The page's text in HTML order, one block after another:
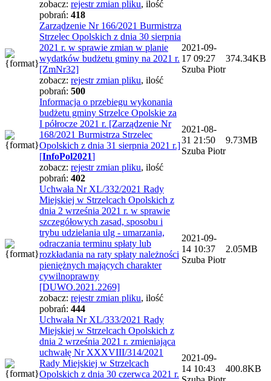
zobacz: rejestr zmian pliku, ilość
pobrań: 418
Zarządzenie Nr 166/2021 Burmistrza
Strzelec Opolskich z dnia 30 sierpnia
2021 r. w sprawie zmian w planie
wydatków budżetu gminy na 2021 r.
[ZmNr32]
zobacz: rejestr zmian pliku, ilość
pobrań: 500
2021-09-
17 09:27
Szuba Piotr
374.34KB
Informacja o przebiegu wykonania
budżetu gminy Strzelce Opolskie za
I półrocze 2021 r. [Zarządzenie Nr
168/2021 Burmistrza Strzelec
Opolskich z dnia 31 sierpnia 2021 r.]
[InfoPol2021]
zobacz: rejestr zmian pliku, ilość
pobrań: 402
2021-08-
31 21:50
Szuba Piotr
9.73MB
Uchwała Nr XL/332/2021 Rady
Miejskiej w Strzelcach Opolskich z
dnia 2 września 2021 r. w sprawie
szczegółowych zasad, sposobu i
trybu udzielania ulg - umarzania,
odraczania terminu spłaty lub
rozkładania na raty spłaty należności
pieniężnych mających charakter
cywilnoprawny
[DUWO.2021.2269]
zobacz: rejestr zmian pliku, ilość
pobrań: 444
2021-09-
14 10:37
Szuba Piotr
2.05MB
Uchwała Nr XL/333/2021 Rady
Miejskiej w Strzelcach Opolskich z
dnia 2 września 2021 r. zmieniająca
uchwałę Nr XXXVIII/314/2021
Rady Miejskiej w Strzelcach
Opolskich z dnia 30 czerwca 2021 r.
2021-09-
14 10:43
400.8KB